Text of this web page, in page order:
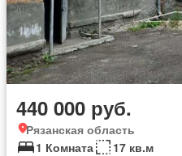
440 000 руб.
Рязанская область
1 Комната
17 кв.м